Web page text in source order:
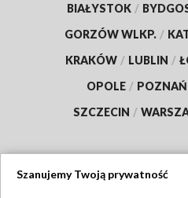
BIAŁYSTOK /
GORZÓW WLKP. /
KRAKÓW / LUBLIN /
OPOLE / POZNAŃ
SZCZECIN /
Szanujemy Twoją prywatność